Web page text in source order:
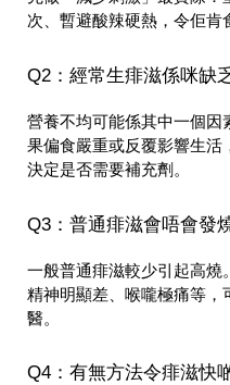
次、暫避酸辣硬熱，令佢肯
Q2：經常生痱滋係咪缺
營養不均可能係其中一個因
果偏食嚴重或反覆影響生活
決定是否需要補充劑。
Q3：普通痱滋會唔會發
一般普通痱滋較少引起高燒
精神明顯差、喉嚨極痛等，
醫。
Q4：有無方法令痱滋快